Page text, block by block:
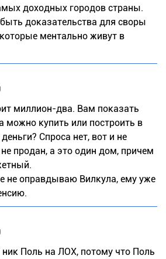
доходных городов страны.
доказательства для своры
ментально живут в
миллион-два. Вам показать
можно купить или построить в
Спроса нет, вот и не
продан, а это один дом, причем
не оправдываю Вилкула, ему уже
Поль на ЛОХ, потому что Поль